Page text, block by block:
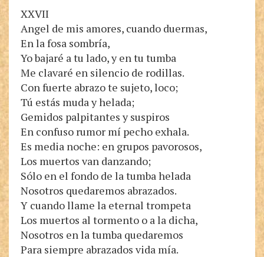
XXVII
Angel de mis amores, cuando duermas,
En la fosa sombría,
Yo bajaré a tu lado, y en tu tumba
Me clavaré en silencio de rodillas.
Con fuerte abrazo te sujeto, loco;
Tú estás muda y helada;
Gemidos palpitantes y suspiros
En confuso rumor mí pecho exhala.
Es media noche: en grupos pavorosos,
Los muertos van danzando;
Sólo en el fondo de la tumba helada
Nosotros quedaremos abrazados.
Y cuando llame la eternal trompeta
Los muertos al tormento o a la dicha,
Nosotros en la tumba quedaremos
Para siempre abrazados vida mía.